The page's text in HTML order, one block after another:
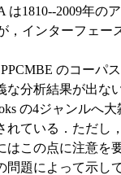
1810--2009年
インターフェ
のコー
分析結果が出な
の4ジャンル
ている．ただし
この点に注意を
によって示して